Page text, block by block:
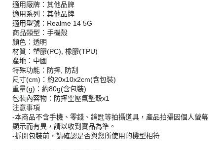
適用廠牌：其他品牌
適用系列：其他品牌
適用型號：Realme 14 5G
商品類型：手機殼
顏色：透明
材質：塑膠(PC), 橡膠(TPU)
產地：中國
特殊功能：防摔, 防刮
尺寸(cm)：約20x10x2cm(含包裝)
重量(g)：約80g(含包裝)
包裝內容物：防摔空壓氣墊殼x1
注意事項
-本商品不含手機、零錢、鑰匙等拍攝道具，產品拍攝因個人螢幕
顯示而有異，請以收到實品為準。
-拆開包裝前，請確認是否與您所使用的機型相符